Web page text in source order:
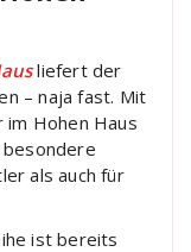
liefert der
– naja fast. Mit
im Hohen Haus
als auch für
ist bereits